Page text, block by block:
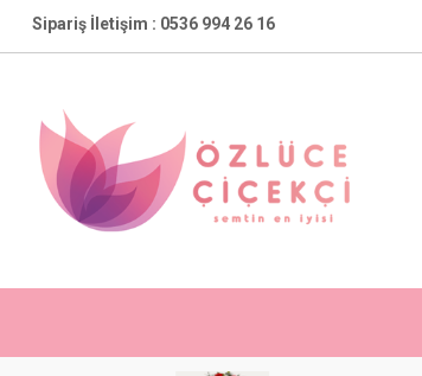
Skip
to
Sipariş İletişim : 0536 994 26 16